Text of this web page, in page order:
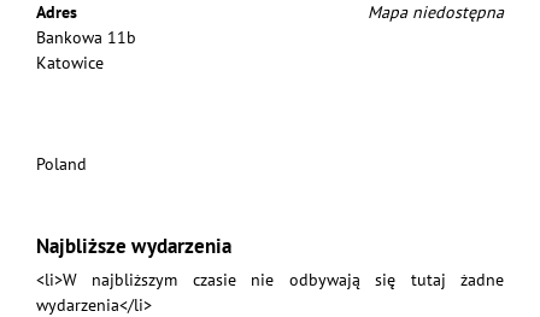
Mapa niedostępna
Adres
Bankowa 11b
Katowice
Poland
Najbliższe wydarzenia
<li>W najbliższym czasie nie odbywają się tutaj żadne
wydarzenia</li>